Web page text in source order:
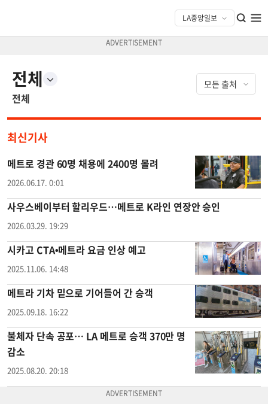
전체
전체
최신기사
메트로 경관 60명 채용에 2400명 몰려
2026.06.17. 0:01
사우스베이부터 할리우드…메트로 K라인 연장안 승인
2026.03.29. 19:29
시카고 CTA•메트라 요금 인상 예고
2025.11.06. 14:48
메트라 기차 밑으로 기어들어 간 승객
2025.09.18. 16:22
불체자 단속 공포… LA 메트로 승객 370만 명
감소
2025.08.20. 20:18